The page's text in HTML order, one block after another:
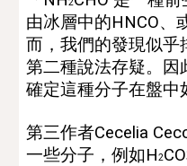
由冰層中的HNCO、
而，我們的發現似乎
第二種說法存疑。因
確定這種分子在盤中
第三作者Cecelia
一些分子，例如H2